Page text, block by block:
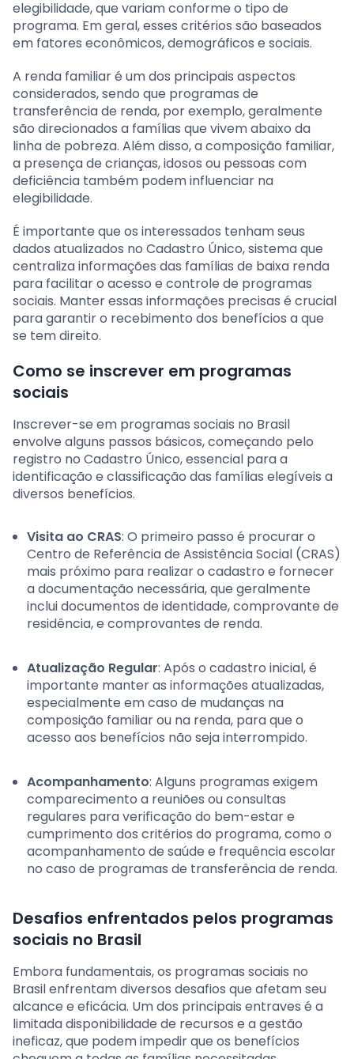
elegibilidade, que variam conforme o tipo de
programa. Em geral, esses critérios são baseados
em fatores econômicos, demográficos e sociais.
A renda familiar é um dos principais aspectos
considerados, sendo que programas de
transferência de renda, por exemplo, geralmente
são direcionados a famílias que vivem abaixo da
linha de pobreza. Além disso, a composição familiar,
a presença de crianças, idosos ou pessoas com
deficiência também podem influenciar na
elegibilidade.
É importante que os interessados tenham seus
dados atualizados no Cadastro Único, sistema que
centraliza informações das famílias de baixa renda
para facilitar o acesso e controle de programas
sociais. Manter essas informações precisas é crucial
para garantir o recebimento dos benefícios a que
se tem direito.
Como se inscrever em programas
sociais
Inscrever-se em programas sociais no Brasil
envolve alguns passos básicos, começando pelo
registro no Cadastro Único, essencial para a
identificação e classificação das famílias elegíveis a
diversos benefícios.
Visita ao CRAS: O primeiro passo é procurar o
Centro de Referência de Assistência Social (CRAS)
mais próximo para realizar o cadastro e fornecer
a documentação necessária, que geralmente
inclui documentos de identidade, comprovante de
residência, e comprovantes de renda.
Atualização Regular: Após o cadastro inicial, é
importante manter as informações atualizadas,
especialmente em caso de mudanças na
composição familiar ou na renda, para que o
acesso aos benefícios não seja interrompido.
Acompanhamento: Alguns programas exigem
comparecimento a reuniões ou consultas
regulares para veriﬁcação do bem-estar e
cumprimento dos critérios do programa, como o
acompanhamento de saúde e frequência escolar
no caso de programas de transferência de renda.
Desafios enfrentados pelos programas
sociais no Brasil
Embora fundamentais, os programas sociais no
Brasil enfrentam diversos desafios que afetam seu
alcance e eficácia. Um dos principais entraves é a
limitada disponibilidade de recursos e a gestão
ineficaz, que podem impedir que os benefícios